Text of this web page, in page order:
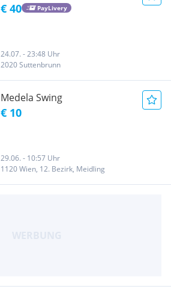
€ 40 PayLivery
24.07. - 23:48 Uhr
2020 Suttenbrunn
Medela Swing
€ 10
29.06. - 10:57 Uhr
1120 Wien, 12. Bezirk, Meidling